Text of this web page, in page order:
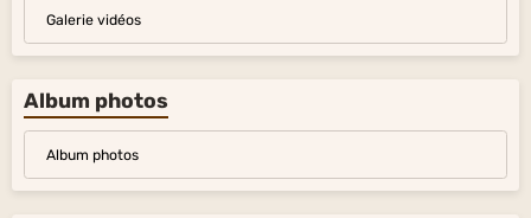
Galerie vidéos
Album photos
Album photos